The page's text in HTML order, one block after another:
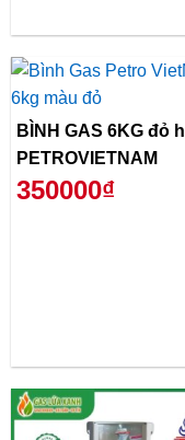
BÌNH GAS 6KG đỏ
PETROVIETNAM
350000₫